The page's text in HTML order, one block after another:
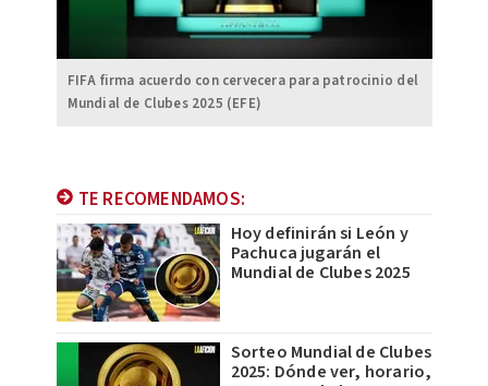
FIFA firma acuerdo con cervecera para patrocinio del
Mundial de Clubes 2025 (EFE)
TE RECOMENDAMOS:
Hoy definirán si León y
Pachuca jugarán el
Mundial de Clubes 2025
Sorteo Mundial de Clubes
2025: Dónde ver, horario,